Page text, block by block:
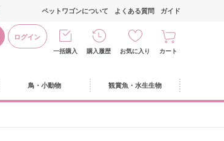
ログイン
ペットワゴンについて よくある質問 ガイド
一括購入 購入履歴 お気に入り カート
鳥・小動物 観賞魚・水生生物